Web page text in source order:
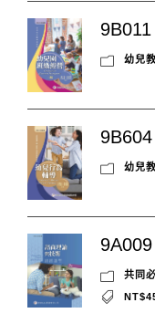
幼兒
幼兒
共同